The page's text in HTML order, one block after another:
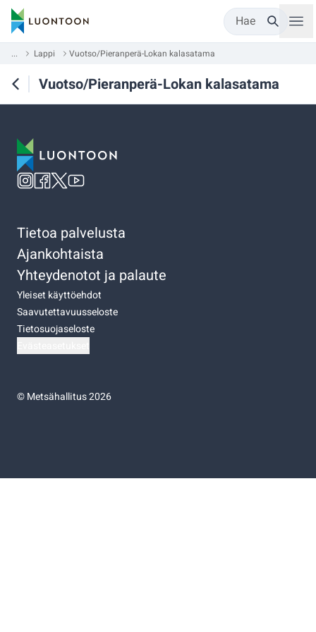
Hae
... Lappi Vuotso/Pieranperä-Lokan kalasatama
Vuotso/Pieranperä-Lokan kalasatama
Tietoa palvelusta
Ajankohtaista
Yhteydenotot ja palaute
Yleiset käyttöehdot
Saavutettavuusseloste
Tietosuojaseloste
©Metsähallitus 2026